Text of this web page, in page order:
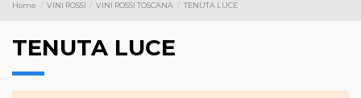
Home VINI ROSSI VINI ROSSI TOSCANA TENUTA LUCE
TENUTA LUCE